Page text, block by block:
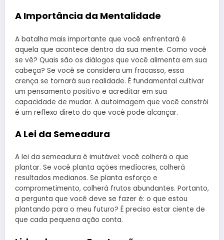
A Importância da Mentalidade
A batalha mais importante que você enfrentará é
aquela que acontece dentro da sua mente. Como você
se vê? Quais são os diálogos que você alimenta em sua
cabeça? Se você se considera um fracasso, essa
crença se tornará sua realidade. É fundamental cultivar
um pensamento positivo e acreditar em sua
capacidade de mudar. A autoimagem que você constrói
é um reflexo direto do que você pode alcançar.
A Lei da Semeadura
A lei da semeadura é imutável: você colherá o que
plantar. Se você planta ações medíocres, colherá
resultados medianos. Se planta esforço e
comprometimento, colherá frutos abundantes. Portanto,
a pergunta que você deve se fazer é: o que estou
plantando para o meu futuro? É preciso estar ciente de
que cada pequena ação conta.